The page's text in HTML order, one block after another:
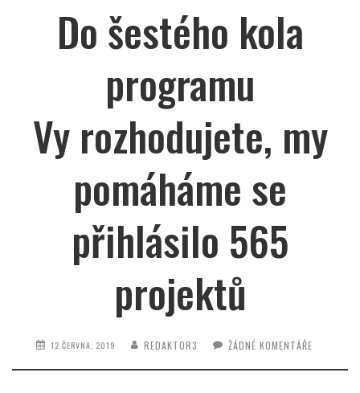
Do šestého kola
programu
Vy rozhodujete, my
pomáháme se
přihlásilo 565
projektů
12 ČERVNA, 2019 REDAKTOR3 ŽÁDNÉ KOMENTÁŘE